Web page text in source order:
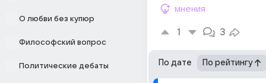
О любви без купюр
Философский вопрос
Политические дебаты
мнения
1 3
По дате По рейтингу